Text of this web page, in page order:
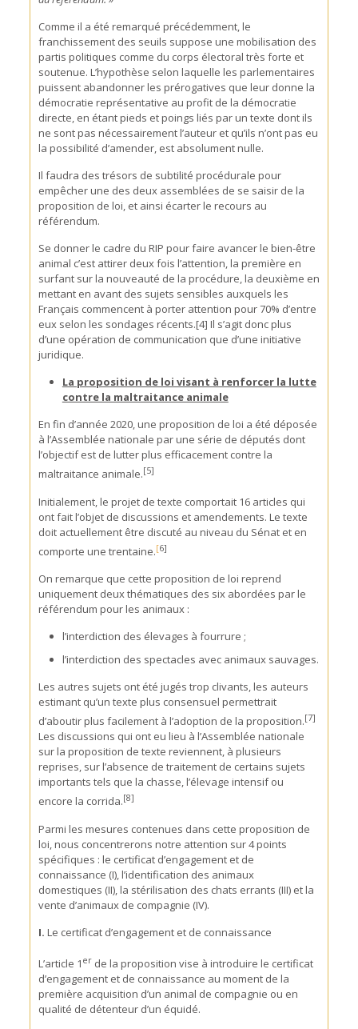
Comme il a été remarqué précédemment, le
franchissement des seuils suppose une mobilisation des
partis politiques comme du corps électoral très forte et
soutenue. L’hypothèse selon laquelle les parlementaires
puissent abandonner les prérogatives que leur donne la
démocratie représentative au profit de la démocratie
directe, en étant pieds et poings liés par un texte dont ils
ne sont pas nécessairement l’auteur et qu’ils n’ont pas eu
la possibilité d’amender, est absolument nulle.
Il faudra des trésors de subtilité procédurale pour
empêcher une des deux assemblées de se saisir de la
proposition de loi, et ainsi écarter le recours au
référendum.
Se donner le cadre du RIP pour faire avancer le bien-être
animal c’est attirer deux fois l’attention, la première en
surfant sur la nouveauté de la procédure, la deuxième en
mettant en avant des sujets sensibles auxquels les
Français commencent à porter attention pour 70% d’entre
eux selon les sondages récents.[4] Il s’agit donc plus
d’une opération de communication que d’une initiative
juridique.
La proposition de loi visant à renforcer la lutte
contre la maltraitance animale
En fin d’année 2020, une proposition de loi a été déposée
à l’Assemblée nationale par une série de députés dont
l’objectif est de lutter plus efficacement contre la
maltraitance animale.[5]
Initialement, le projet de texte comportait 16 articles qui
ont fait l’objet de discussions et amendements. Le texte
doit actuellement être discuté au niveau du Sénat et en
comporte une trentaine.[6]
On remarque que cette proposition de loi reprend
uniquement deux thématiques des six abordées par le
référendum pour les animaux :
l’interdiction des élevages à fourrure ;
l’interdiction des spectacles avec animaux sauvages.
Les autres sujets ont été jugés trop clivants, les auteurs
estimant qu’un texte plus consensuel permettrait
d’aboutir plus facilement à l’adoption de la proposition.[7]
Les discussions qui ont eu lieu à l’Assemblée nationale
sur la proposition de texte reviennent, à plusieurs
reprises, sur l’absence de traitement de certains sujets
importants tels que la chasse, l’élevage intensif ou
encore la corrida.[8]
Parmi les mesures contenues dans cette proposition de
loi, nous concentrerons notre attention sur 4 points
spécifiques : le certificat d’engagement et de
connaissance (I), l’identification des animaux
domestiques (II), la stérilisation des chats errants (III) et la
vente d’animaux de compagnie (IV).
I. Le certificat d’engagement et de connaissance
L’article 1 erde la proposition vise à introduire le certificat
d’engagement et de connaissance au moment de la
première acquisition d’un animal de compagnie ou en
qualité de détenteur d’un équidé.